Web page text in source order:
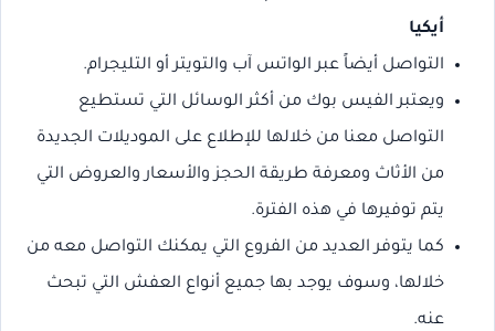
أيكيا
التواصل أيضاً عبر الواتس آب والتويتر أو التليجرام.
ويعتبر الفيس بوك من أكثر الوسائل التي تستطيع
التواصل معنا من خلالها للإطلاع على الموديلات الجديدة
من الأثاث ومعرفة طريقة الحجز والأسعار والعروض التي
يتم توفيرها في هذه الفترة.
كما يتوفر العديد من الفروع التي يمكنك التواصل معه من
خلالها، وسوف يوجد بها جميع أنواع العفش التي تبحث
عنه.